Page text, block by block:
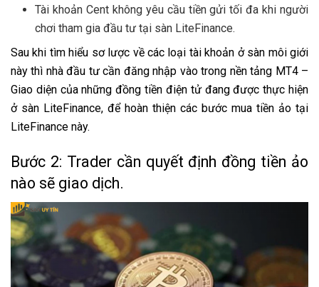
Tài khoản Cent không yêu cầu tiền gửi tối đa khi người
chơi tham gia đầu tư tại sàn LiteFinance.
Sau khi tìm hiểu sơ lược về các loại tài khoản ở sàn môi giới
này thì nhà đầu tư cần đăng nhập vào trong nền tảng MT4 –
Giao diện của những đồng tiền điện tử đang được thực hiện
ở sàn LiteFinance, để hoàn thiện các bước mua tiền ảo tại
LiteFinance này.
Bước 2: Trader cần quyết định đồng tiền ảo
nào sẽ giao dịch.